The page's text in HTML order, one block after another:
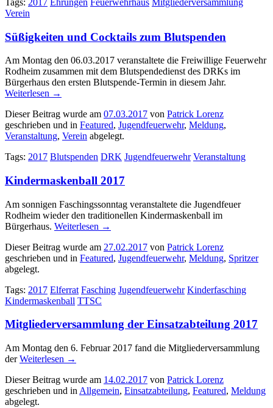
Verein
Süßigkeiten und Cocktails zum Blutspenden
Am Montag den 06.03.2017 veranstaltete die Freiwillige Feuerwehr
Rodheim zusammen mit dem Blutspendedienst des DRKs im
Bürgerhaus den ersten Blutspende-Termin in diesem Jahr.
Weiterlesen →
Dieser Beitrag wurde am 07.03.2017 von Patrick Lorenz
geschrieben und in Featured, Jugendfeuerwehr, Meldung,
Veranstaltung, Verein abgelegt.
Tags: 2017 Blutspenden DRK Jugendfeuerwehr Veranstaltung
Kindermaskenball 2017
Am sonnigen Faschingssonntag veranstaltete die Jugendfeuer
Rodheim wieder den traditionellen Kindermaskenball im
Bürgerhaus. Weiterlesen →
Dieser Beitrag wurde am 27.02.2017 von Patrick Lorenz
geschrieben und in Featured, Jugendfeuerwehr, Meldung, Spritzer
abgelegt.
Tags: 2017 Elferrat Fasching Jugendfeuerwehr Kinderfasching
Kindermaskenball TTSC
Mitgliederversammlung der Einsatzabteilung 2017
Am Montag den 6. Februar 2017 fand die Mitgliederversammlung
derWeiterlesen →
Dieser Beitrag wurde am 14.02.2017 von Patrick Lorenz
geschrieben und in Allgemein, Einsatzabteilung, Featured, Meldung
abgelegt.